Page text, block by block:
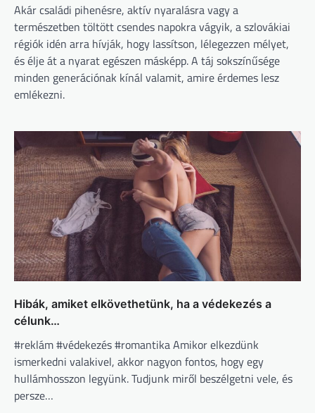
Akár családi pihenésre, aktív nyaralásra vagy a
természetben töltött csendes napokra vágyik, a szlovákiai
régiók idén arra hívják, hogy lassítson, lélegezzen mélyet,
és élje át a nyarat egészen másképp. A táj sokszínűsége
minden generációnak kínál valamit, amire érdemes lesz
emlékezni.
Hibák, amiket elkövethetünk, ha a védekezés a
célunk…
#reklám #védekezés #romantika Amikor elkezdünk
ismerkedni valakivel, akkor nagyon fontos, hogy egy
hullámhosszon legyünk. Tudjunk miről beszélgetni vele, és
persze…